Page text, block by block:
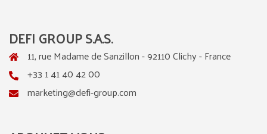
DEFI GROUP S.A.S.
11, rue Madame de Sanzillon - 92110 Clichy - France
+33 1 41 40 42 00
marketing@defi-group.com